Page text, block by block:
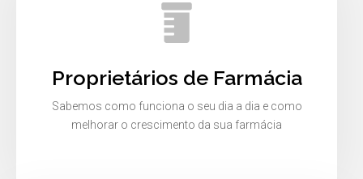
Proprietários de Farmácia
Sabemos como funciona o seu dia a dia e como
melhorar o crescimento da sua farmácia